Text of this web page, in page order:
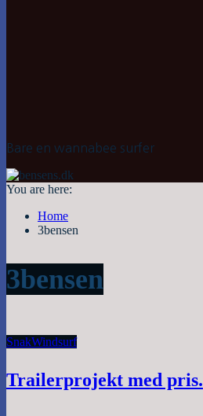
Bare en wannabee surfer
You are here:
Home
3bensen
3bensen
SnakWindsurf
Trailerprojekt med pris.